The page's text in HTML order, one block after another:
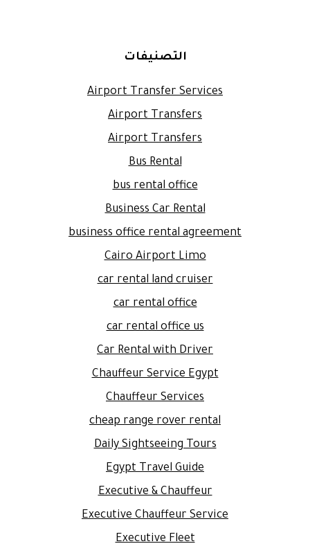
التصنيفات
Airport Transfer Services
Airport Transfers
Airport Transfers
Bus Rental
bus rental office
Business Car Rental
business office rental agreement
Cairo Airport Limo
car rental land cruiser
car rental office
car rental office us
Car Rental with Driver
Chauffeur Service Egypt
Chauffeur Services
cheap range rover rental
Daily Sightseeing Tours
Egypt Travel Guide
Executive & Chauffeur
Executive Chauffeur Service
Executive Fleet